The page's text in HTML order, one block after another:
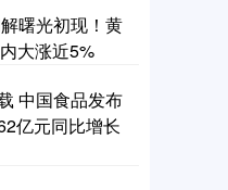
曙光初现！黄
大涨近5%
中国食品发布
亿元同比增长